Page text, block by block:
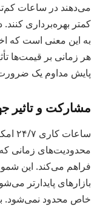
می‌دهند در ساعات
کمتر بهره‌برداری
به این معنی است که
هر زمانی بر قیمت‌ها
پایش مداوم یک
مشارکت و تاثیر
محدودیت‌های زمانی
فراهم می‌کند. این
بازارهای پایدارتر
خاص محدود نمی‌شود.